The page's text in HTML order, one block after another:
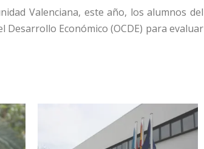
Valenciana, este año, los alumnos del
Económico (OCDE) para evaluar